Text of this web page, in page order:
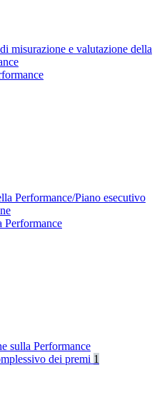
misurazione e valutazione della
Performance/Piano esecutivo
Performance
sulla Performance
dei premi 1